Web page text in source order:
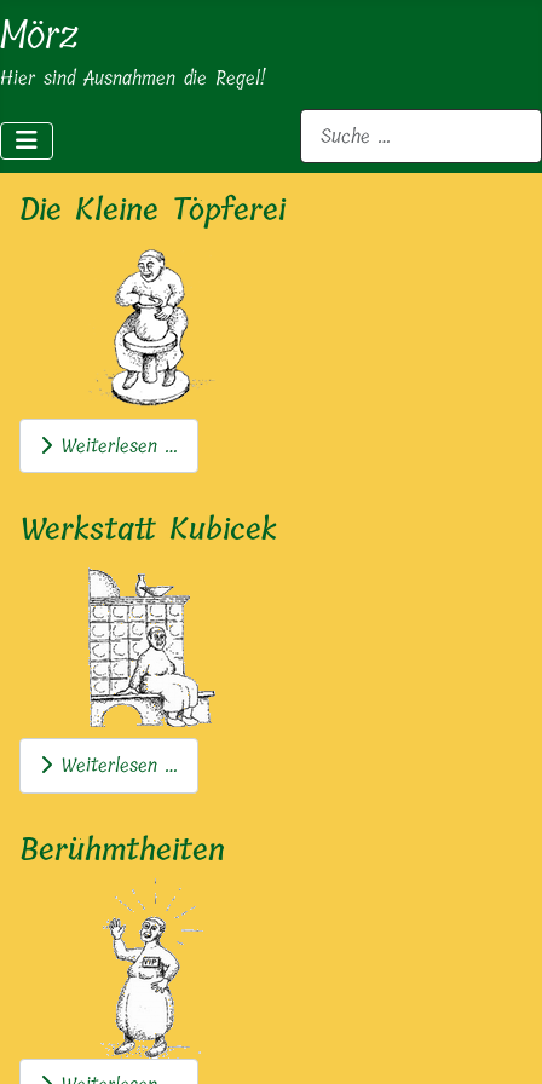
Mörz
Hier sind Ausnahmen die Regel!
Suchen
Die Kleine Töpferei
Weiterlesen …
Werkstatt Kubicek
Weiterlesen …
Berühmtheiten